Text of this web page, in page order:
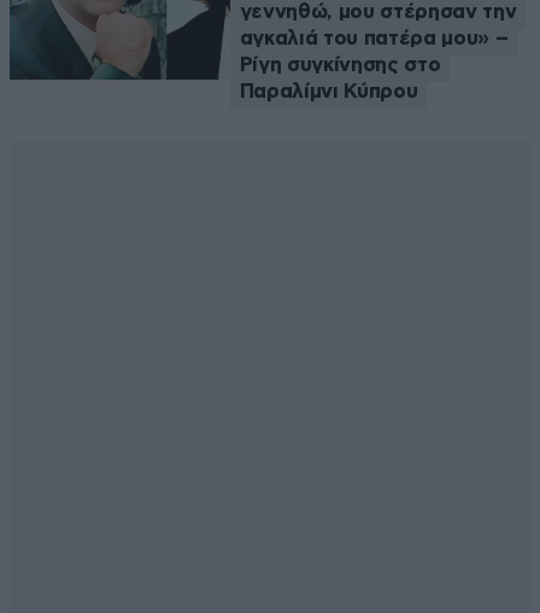
γεννηθώ, μου στέρησαν την
αγκαλιά του πατέρα μου» –
Ρίγη συγκίνησης στο
Παραλίμνι Κύπρου